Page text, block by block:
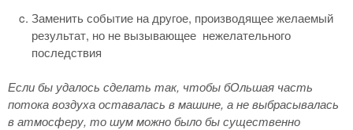
Заменить событие на другое, производящее желаемый
результат, но не вызывающее нежелательного
последствия
Если бы удалось сделать так, чтобы бОльшая часть
потока воздуха оставалась в машине, а не выбрасывалась
в атмосферу, то шум можно было бы существенно